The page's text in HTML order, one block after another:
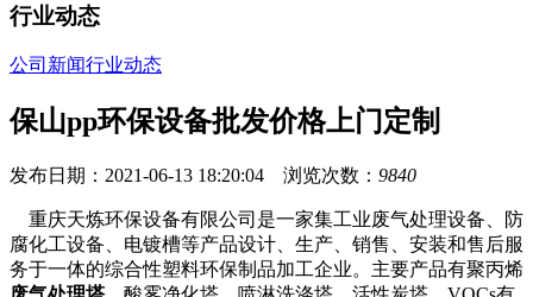
行业动态
公司新闻行业动态
保山pp环保设备批发价格上门定制
发布日期：2021-06-13 18:20:04 浏览次数： 9840
重庆天炼环保设备有限公司是一家集工业废气处理设备、防
腐化工设备、电镀槽等产品设计、生产、销售、安装和售后服
务于一体的综合性塑料环保制品加工企业。主要产品有聚丙烯